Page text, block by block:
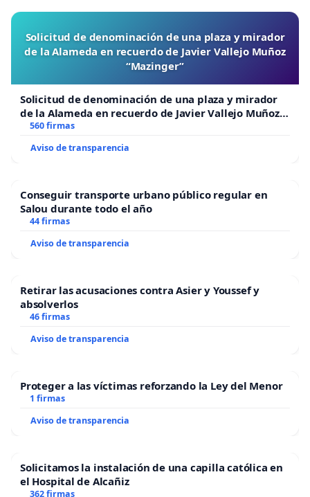
Solicitud de denominación de una plaza y mirador
de la Alameda en recuerdo de Javier Vallejo Muñoz
“Mazinger”
Solicitud de denominación de una plaza y mirador
de la Alameda en recuerdo de Javier Vallejo Muñoz
“Mazinger”
560 firmas
Aviso de transparencia
Conseguir transporte urbano público regular en
Salou durante todo el año
44 firmas
Aviso de transparencia
Retirar las acusaciones contra Asier y Youssef y
absolverlos
46 firmas
Aviso de transparencia
Proteger a las víctimas reforzando la Ley del Menor
1 firmas
Aviso de transparencia
Solicitamos la instalación de una capilla católica en
el Hospital de Alcañiz
362 firmas